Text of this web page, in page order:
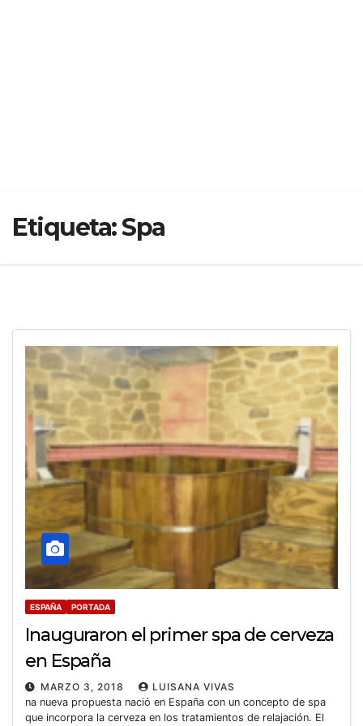
Etiqueta:Spa
ESPAÑA PORTADA
Inauguraron el primer spa de cerveza
en España
MARZO 3, 2018
LUISANA VIVAS
na nueva propuesta nació en España con un concepto de spa
que incorpora la cerveza en los tratamientos de relajación. El